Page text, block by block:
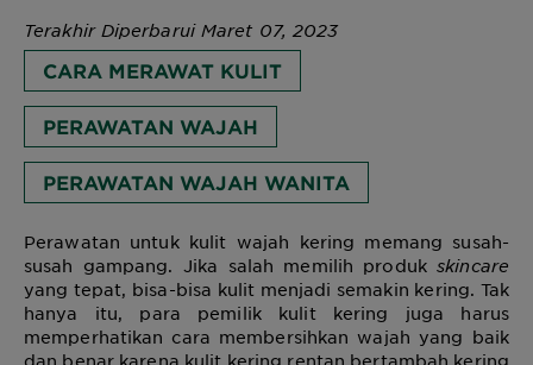
Terakhir Diperbarui Maret 07, 2023
CARA MERAWAT KULIT
PERAWATAN WAJAH
PERAWATAN WAJAH WANITA
Perawatan untuk kulit wajah kering memang susah-
susah gampang. Jika salah memilih produkskincare
yang tepat, bisa-bisa kulit menjadi semakin kering. Tak
hanya itu, para pemilik kulit kering juga harus
memperhatikan cara membersihkan wajah yang baik
dan benar karena kulit kering rentan bertambah kering